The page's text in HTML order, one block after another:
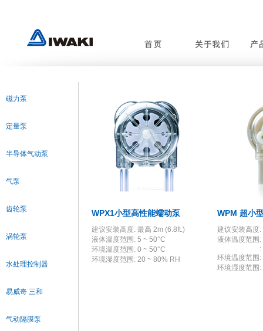
磁力泵
定量泵
半导体气动泵
气泵
齿轮泵
涡轮泵
水处理控制器
易威奇 三和
气动隔膜泵
WPX1小型高性能蠕动泵
建议安装高度: 最高 2m (6.8ft.)
液体温度范围: 5 ~ 50°C
环境温度范围: 0 ~ 50°C
环境湿度范围: 20 ~ 80% RH
WPM 超小
建议安装高度
液体温度范围
: 5 ~
环境温度范围:
环境湿度范围